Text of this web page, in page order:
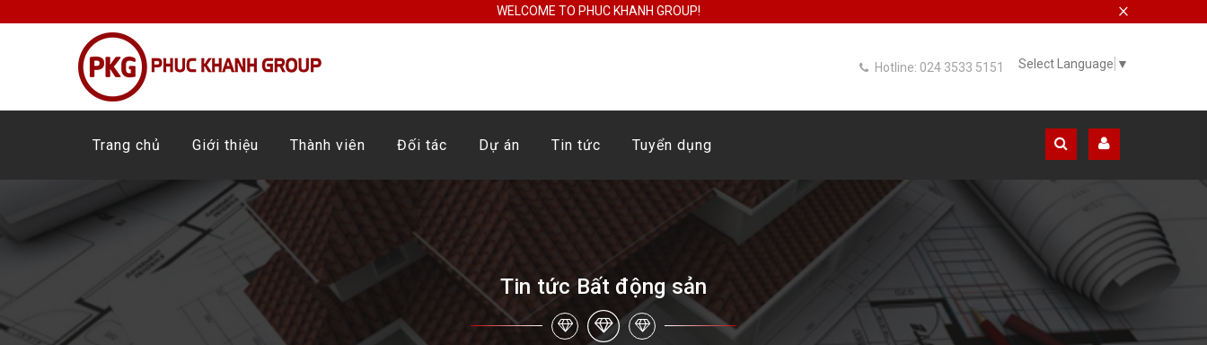
×
WELCOME TO PHUC KHANH GROUP!
Hotline: 024 3533 5151 Select Language ▼
Trang chủ Giới thiệu Thành viên Đối tác Dự án Tin tức Tuyển dụng
Tin tức Bất động sản